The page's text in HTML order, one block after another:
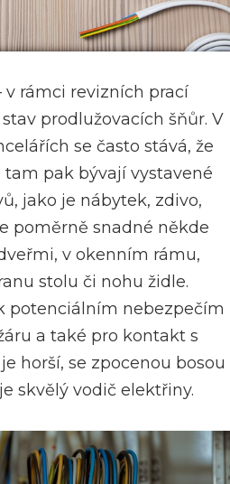
v rámci revizních prací
prodlužovacích šňůr. V
se často stává, že
pak bývají vystavené
jako je nábytek, zdivo,
poměrně snadné někde
v okenním rámu,
stolu či nohu židle.
potenciálním nebezpečím
a také pro kontakt s
horší, se zpocenou bosou
skvělý vodič elektřiny.